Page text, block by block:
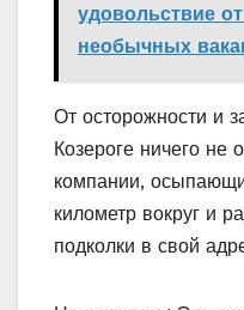
удовольствие
необычных
От осторожности и
Козероге ничего не
компании,
километр вокруг и
подколки в свой